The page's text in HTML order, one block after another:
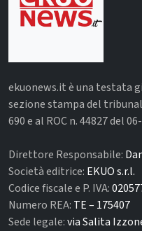
ekuonews.it è una testata
sezione stampa del
690 e al ROC n. 44827 del
Direttore Responsabile:
Società editrice: EKUO s.r.l.
Codice fiscale e P. IVA:
Numero REA: TE – 175407
Sede legale:via Salita